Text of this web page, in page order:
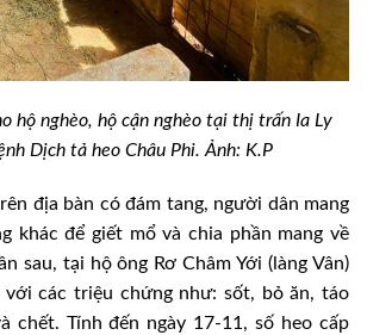
hộ nghèo, hộ cận nghèo tại thị trấn Ia Ly
Dịch tả heo Châu Phi. Ảnh: K.P
địa bàn có đám tang, người dân mang
khác để giết mổ và chia phần mang về
sau, tại hộ ông Rơ Châm Yới (làng Vân)
với các triệu chứng như: sốt, bỏ ăn, táo
chết. Tính đến ngày 17-11, số heo cấp